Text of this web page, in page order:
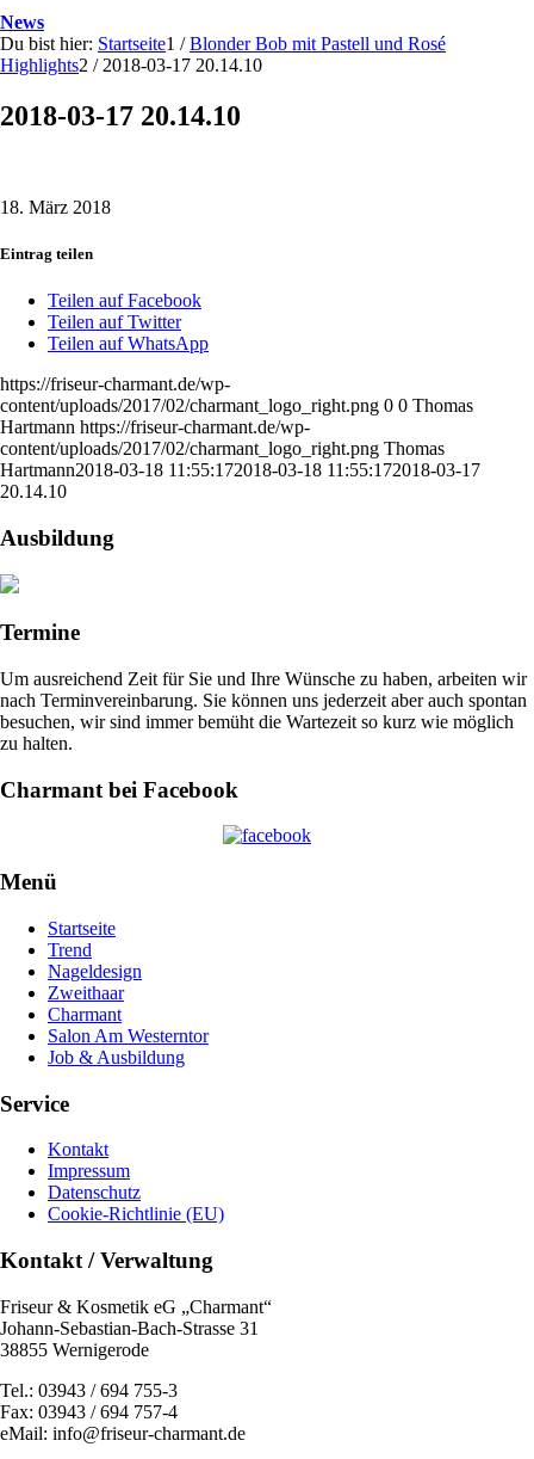
News
Du bist hier: Startseite1 / Blonder Bob mit Pastell und Rosé
Highlights2 / 2018-03-17 20.14.10
2018-03-17 20.14.10
18. März 2018
Eintrag teilen
Teilen auf Facebook
Teilen auf Twitter
Teilen auf WhatsApp
https://friseur-charmant.de/wp-
content/uploads/2017/02/charmant_logo_right.png 0 0 Thomas
Hartmann https://friseur-charmant.de/wp-
content/uploads/2017/02/charmant_logo_right.png Thomas
Hartmann2018-03-18 11:55:172018-03-18 11:55:172018-03-17
20.14.10
Ausbildung
Termine
Um ausreichend Zeit für Sie und Ihre Wünsche zu haben, arbeiten wir
nach Terminvereinbarung. Sie können uns jederzeit aber auch spontan
besuchen, wir sind immer bemüht die Wartezeit so kurz wie möglich
zu halten.
Charmant bei Facebook
Menü
Startseite
Trend
Nageldesign
Zweithaar
Charmant
Salon Am Westerntor
Job & Ausbildung
Service
Kontakt
Impressum
Datenschutz
Cookie-Richtlinie (EU)
Kontakt / Verwaltung
Friseur & Kosmetik eG „Charmant“
Johann-Sebastian-Bach-Strasse 31
38855 Wernigerode
Tel.: 03943 / 694 755-3
Fax: 03943 / 694 757-4
eMail: info@friseur-charmant.de